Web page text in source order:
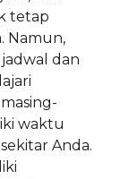
tetap
Namun,
dan
waktu
Anda.